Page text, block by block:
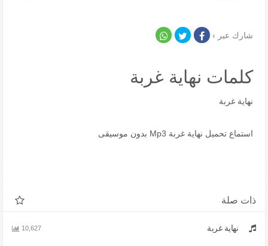
شارك عبر ›
كلمات نهاية غربة
نهاية غربة
استماع تحميل نهاية غربة Mp3 بدون موسيقى
ذات صلة
نهاية غربة 10,627